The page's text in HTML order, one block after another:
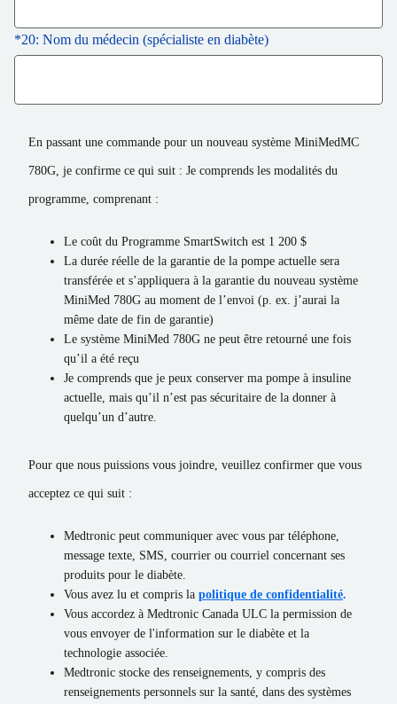
*20: Nom du médecin (spécialiste en diabète)
En passant une commande pour un nouveau système MiniMedMC
780G, je confirme ce qui suit : Je comprends les modalités du
programme, comprenant :
Le coût du Programme SmartSwitch est 1 200 $
La durée réelle de la garantie de la pompe actuelle sera
transférée et s’appliquera à la garantie du nouveau système
MiniMed 780G au moment de l’envoi (p. ex. j’aurai la
même date de fin de garantie)
Le système MiniMed 780G ne peut être retourné une fois
qu’il a été reçu
Je comprends que je peux conserver ma pompe à insuline
actuelle, mais qu’il n’est pas sécuritaire de la donner à
quelqu’un d’autre.
Pour que nous puissions vous joindre, veuillez confirmer que vous
acceptez ce qui suit :
Medtronic peut communiquer avec vous par téléphone,
message texte, SMS, courrier ou courriel concernant ses
produits pour le diabète.
Vous avez lu et compris la politique de confidentialité.
Vous accordez à Medtronic Canada ULC la permission de
vous envoyer de l'information sur le diabète et la
technologie associée.
Medtronic stocke des renseignements, y compris des
renseignements personnels sur la santé, dans des systèmes